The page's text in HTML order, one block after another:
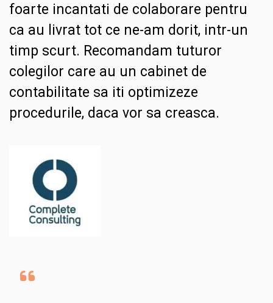
foarte incantati de colaborare pentru
ca au livrat tot ce ne-am dorit, intr-un
timp scurt. Recomandam tuturor
colegilor care au un cabinet de
contabilitate sa iti optimizeze
procedurile, daca vor sa creasca.